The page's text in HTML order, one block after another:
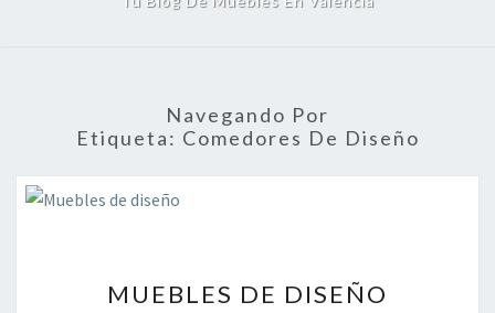
Navegando Por
Etiqueta: Comedores De Diseño
DE
MUEBLES DE DISEÑO